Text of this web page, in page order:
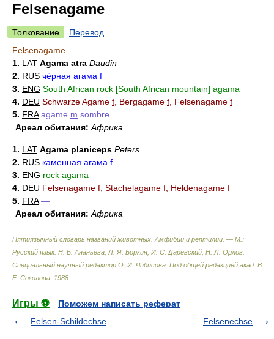
Felsenagame
Толкование
Перевод
Felsenagame
1. LAT Agama atra Daudin
2. RUS чёрная агама f
3. ENG South African rock [South African mountain] agama
4. DEU Schwarze Agame f , Bergagame f , Felsenagame f
5. FRA agame m sombre
Ареал обитания: Африка
1. LAT Agama planiceps Peters
2. RUS каменная агама f
3. ENG rock agama
4. DEU Felsenagame f , Stachelagame f , Heldenagame f
5. FRA —
Ареал обитания: Африка
Пятиязычный словарь названий животных. Амфибии и рептилии. — М.:
Русский язык. Н. Б. Ананьева, Л. Я. Боркин, И. С. Даревский, Н. Л. Орлов.
Специальный научный редактор О. И. Чибисова. Под общей редакцией акад. В.
Е. Соколова 1988
Игры ⚽
Поможем написать реферат
Felsen-Schildechse
Felsenechse